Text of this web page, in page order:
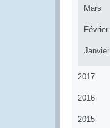
Mars
Février
Janvier
2017
2016
2015